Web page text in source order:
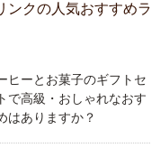
ンクの人気おすすめラ
ヒーとお菓子のギフトセ
で高級・おしゃれなおす
はありますか？